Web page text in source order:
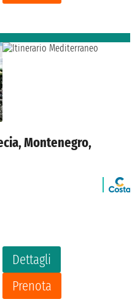
Montenegro,
Dettagli
Prenota